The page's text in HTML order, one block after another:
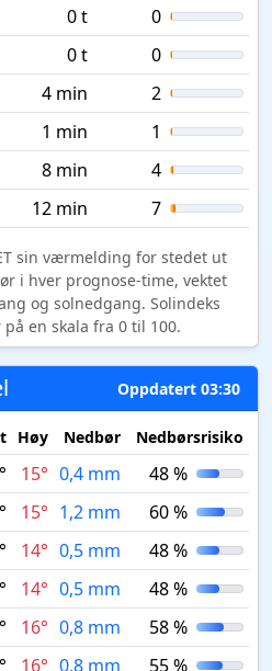
0 t
0
0 t
0
4 min
2
1 min
1
8 min
4
12 min 7
sin værmelding for stedet ut
i hver prognose-time, vektet
og solnedgang. Solindeks
en skala fra 0 til 100.
Oppdatert 03:30
Høy Nedbør Nedbørsrisiko
15° 0,4 mm
48 %
15° 1,2 mm
60 %
14° 0,5 mm
48 %
14° 0,5 mm
48 %
16° 0,8 mm
58 %
16° 0,8 mm 55 %